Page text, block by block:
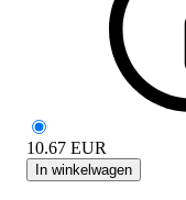
10.67 EUR
In winkelwagen